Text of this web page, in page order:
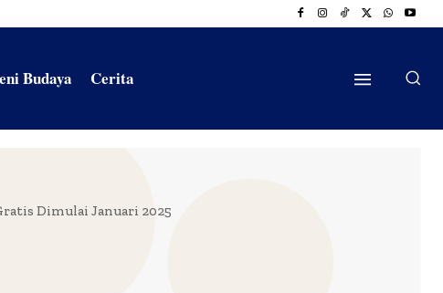
Budaya Cerita
Dimulai Januari 2025